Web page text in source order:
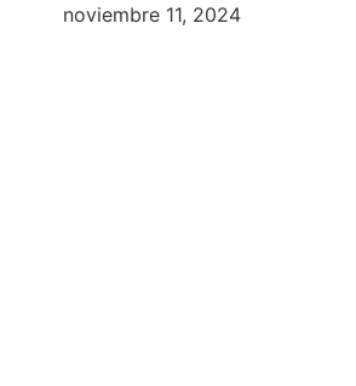
noviembre 11, 2024